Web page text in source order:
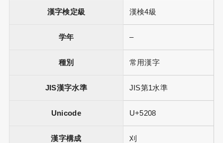
漢字検定級 漢検4級
学年 –
種別 常用漢字
JIS漢字水準 JIS第1水準
Unicode U+5208
漢字構成 刈